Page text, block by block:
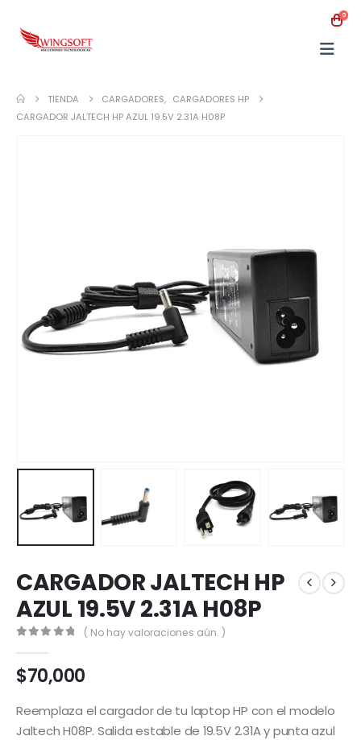
0
TIENDA CARGADORES, CARGADORES HP
CARGADOR JALTECH HP AZUL 19.5V 2.31A H08P
CARGADOR JALTECH HP
AZUL 19.5V 2.31A H08P
( No hay valoraciones aún. )
$70,000
Reemplaza el cargador de tu laptop HP con el modelo
Jaltech H08P. Salida estable de 19.5V 2.31A y punta azul